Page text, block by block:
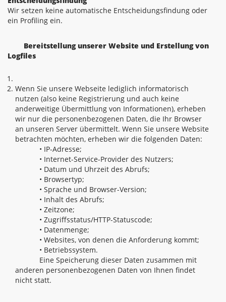
Wir setzen keine automatische Entscheidungsfindung oder
ein Profiling ein.
Bereitstellung unserer Website und Erstellung von
Logfiles
Wenn Sie unsere Webseite lediglich informatorisch
nutzen (also keine Registrierung und auch keine
anderweitige Übermittlung von Informationen), erheben
wir nur die personenbezogenen Daten, die Ihr Browser
an unseren Server übermittelt. Wenn Sie unsere Website
betrachten möchten, erheben wir die folgenden Daten:
• IP-Adresse;
• Internet-Service-Provider des Nutzers;
• Datum und Uhrzeit des Abrufs;
• Browsertyp;
• Sprache und Browser-Version;
• Inhalt des Abrufs;
• Zeitzone;
• Zugriffsstatus/HTTP-Statuscode;
• Datenmenge;
• Websites, von denen die Anforderung kommt;
• Betriebssystem.
Eine Speicherung dieser Daten zusammen mit
anderen personenbezogenen Daten von Ihnen findet
nicht statt.